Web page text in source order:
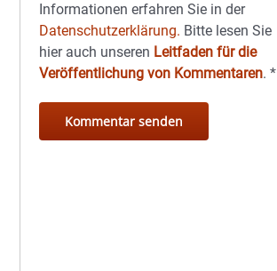
Informationen erfahren Sie in der
Datenschutzerklärung. Bitte lesen Sie
hier auch unseren Leitfaden für die
Veröffentlichung von Kommentaren.*